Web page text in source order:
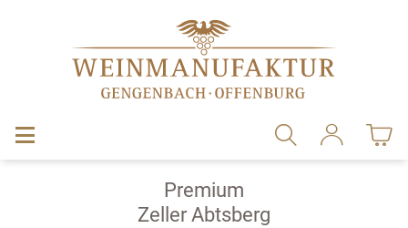
Premium
Zeller Abtsberg